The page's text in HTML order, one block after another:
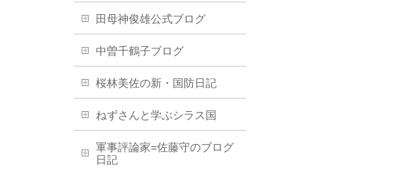
田母神俊雄公式ブログ
中曽千鶴子ブログ
桜林美佐の新・国防日記
ねずさんと学ぶシラス国
軍事評論家=佐藤守のブログ
日記